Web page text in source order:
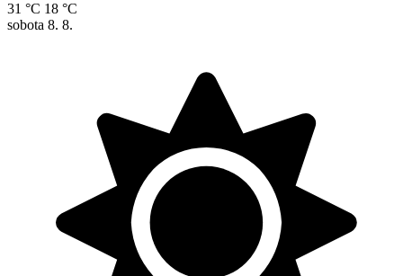
31 °C 18 °C
sobota 8. 8.